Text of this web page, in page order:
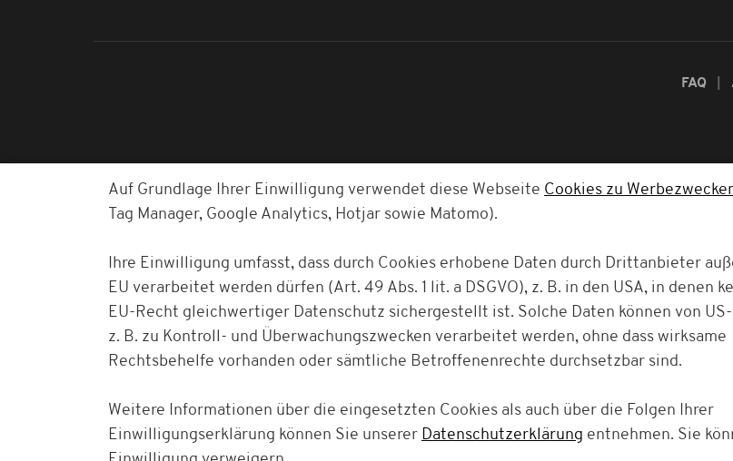
FAQ
Auf Grundlage Ihrer Einwilligung verwendet diese Webseite Cookies zu
Tag Manager, Google Analytics, Hotjar sowie Matomo).
Ihre Einwilligung umfasst, dass durch Cookies erhobene Daten durch Drittanbieter
EU verarbeitet werden dürfen (Art. 49 Abs. 1 lit. a DSGVO), z. B. in den USA, in denen
EU-Recht gleichwertiger Datenschutz sichergestellt ist. Solche Daten können von
z. B. zu Kontroll- und Überwachungszwecken verarbeitet werden, ohne dass wirksame
Rechtsbehelfe vorhanden oder sämtliche Betroffenenrechte durchsetzbar sind.
Weitere Informationen über die eingesetzten Cookies als auch über die Folgen Ihrer
Einwilligungserklärung können Sie unserer Datenschutzerklärung entnehmen. Sie